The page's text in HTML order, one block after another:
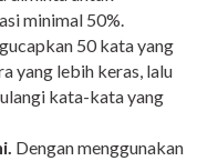
minimal 50%.
50 kata yang
yang lebih keras, lalu
kata-kata yang
Dengan menggunakan